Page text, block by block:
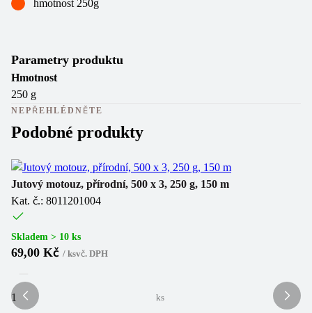
hmotnost 250g
Parametry produktu
Hmotnost
250 g
NEPŘEHLÉDNĚTE
Podobné produkty
Jutový motouz, přírodní, 500 x 3, 250 g, 150 m
Kat. č.: 8011201004
Skladem > 10 ks
69,00 Kč / ksvč. DPH
ks